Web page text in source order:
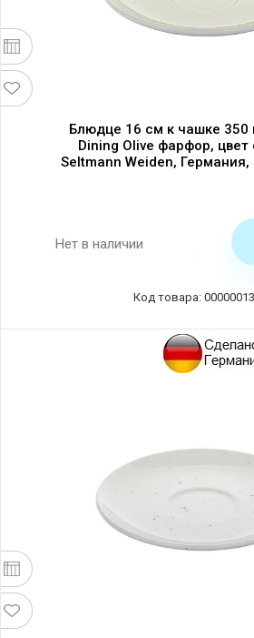
Блюдце 16 см к чашке 350
Dining Olive фарфор, цвет
Seltmann Weiden, Германия,
Нет в наличии
Код товара: